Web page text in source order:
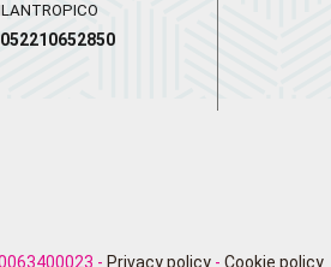
- Privacy policy - Cookie policy